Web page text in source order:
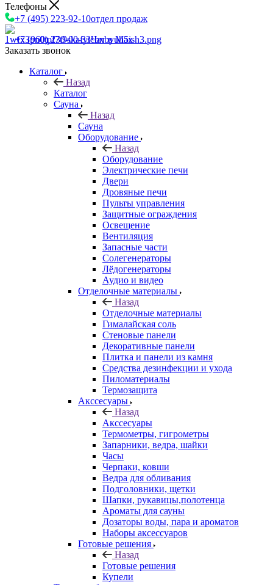
Телефоны
+7 (495) 223-92-10отдел продаж
+7 (960) 230-00-33Чат в Max
Заказать звонок
Каталог
Назад
Каталог
Сауна
Назад
Сауна
Оборудование
Назад
Оборудование
Электрические печи
Двери
Дровяные печи
Пульты управления
Защитные ограждения
Освещение
Вентиляция
Запасные части
Солегенераторы
Лёдогенераторы
Аудио и видео
Отделочные материалы
Назад
Отделочные материалы
Гималайская соль
Стеновые панели
Декоративные панели
Плитка и панели из камня
Средства дезинфекции и ухода
Пиломатериалы
Термозащита
Аксcесуары
Назад
Аксcесуары
Термометры, гигрометры
Запарники, ведра, шайки
Часы
Черпаки, ковши
Ведра для обливания
Подголовники, щетки
Шапки, рукавицы,полотенца
Ароматы для сауны
Дозаторы воды, пара и ароматов
Наборы аксессуаров
Готовые решения
Назад
Готовые решения
Купели